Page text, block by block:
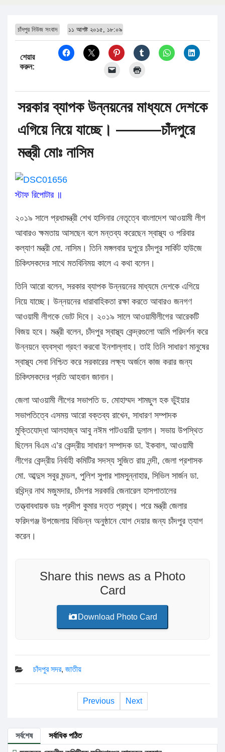
চাঁদপুর নিউজ সংবাদ ১১ আগষ্ট ২০১৫, ১৮:০৯
শেয়ার
করুন:
সরকার ব্যাপক উন্নয়নের মাধ্যমে দেশকে
এগিয়ে নিয়ে যাচ্ছে। ———চাঁদপুরে
মন্ত্রী মোঃ নাসিম
স্টাফ রিপোটার ॥
২০১৯ সালে প্রধামন্ত্রী শেখ হাসিনার নেতৃত্বে বাংলাদেশ আওয়ামী লীগ
আবারও ক্ষমতায় আসছেন বলে মন্তব্য করেছেন স্বাস্থ্য ও পরিবার
কল্যাণ মন্ত্রী মো. নাসিম। তিনি মঙ্গলবার দুপুরে চাঁদপুর সার্কিট হাউজে
চিকিৎসকদের সাথে মতবিনিময় কালে এ কথা বলেন।
তিনি আরো বলেন, সরকার ব্যাপক উন্নয়নের মাধ্যমে দেশকে এগিয়ে
নিয়ে যাচ্ছে। উন্নয়নের ধারাবাহিকতা রক্ষা করতে আবারও জনগণ
আওয়ামী লীগকে ভোট দিবে। ২০১৯ সালে আওয়ামীলীগের আরেকটি
বিজয় হবে। মন্ত্রী বলেন, চাঁদপুর স্বাস্থ্য কেন্দ্রগুলো আমি পরিদর্শন করে
উন্নয়নে ব্যবস্থা গ্রহণ করবো ইনশাল্লাহ। তাই তিনি সাধারণ মানুষের
স্বাস্থ্য সেবা নিশ্চিত করে সরকারের লক্ষ্য অর্জনে কাজ করার জন্য
চিকিৎসকদের প্রতি আহবান জানান।
জেলা আওয়ামী লীগের সভাপতি ড. মোহাম্মদ শামছুল হক ভুঁইয়ার
সভাপতিত্বে এসময় আরো বক্তব্য রাখেন, সাধারণ সম্পাদক
মুক্তিযোদ্ধা আলহাজ্ব আবু নঈম পাটওয়ারী দুলাল। সভায় উপস্থিত
ছিলেন বিএম এ’র কেন্দ্রীয় সাধারণ সম্পাদক ডা. ইকবাল, আওয়ামী
লীগের কেন্দ্রীয় নির্বাহী কমিটির সদস্য সুজিত রায় নন্দী, জেলা প্রশাসক
মো. আব্দুস সবুর মন্ডল, পুলিশ সুপার শামসুন্নাহার, সিভিল সার্জন ডা.
রথিন্দ্র নাথ মজুমদার, চাঁদপর সরকারি জেনারেল হাসপাতালের
তত্ত্বাবধায়ক ডাঃ প্রদীপ কুমার দত্ত প্রমূখ। পরে মন্ত্রী জেলার
ফরিদগঞ্জ উপজেলায় বিভিন্ন অনুষ্ঠানে যোগ দেয়ার জন্য চাঁদপুর ত্যাগ
করেন।
Share this news as a Photo
Card
Download Photo Card
চাঁদপুর সদর, জাতীয়
Previous Next
সর্বশেষ সর্বাধিক পঠিত